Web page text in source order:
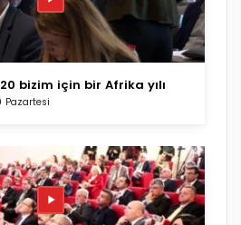
bizim için bir Afrika yılı
Pazartesi